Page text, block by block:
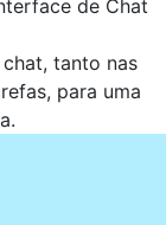
de Chat
tanto nas
para uma